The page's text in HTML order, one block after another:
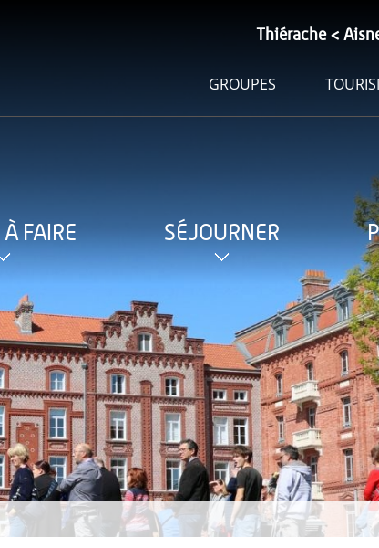
Thiérache
GROUPES
FAIRE SÉJOURNER